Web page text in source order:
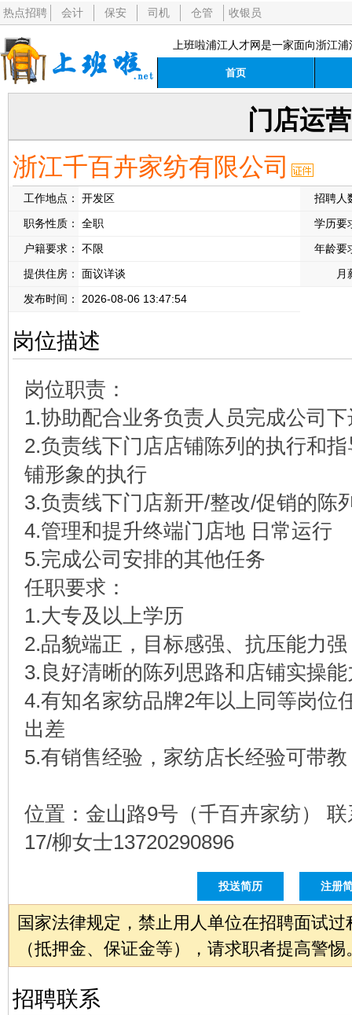
热点招聘 会计 保安 司机 仓管 收银员
上班啦浦江人才网是一家面向浙江
首页
门店运营
浙江千百卉家纺有限公司
工作地点： 开发区
招聘人
职务性质：
全职
学历要
户籍要求：
不限
年龄要
提供住房：
面议详谈
月
发布时间：
2026-08-06 13:47:54
岗位描述
岗位职责：
1.协助配合业务负责人员完成公司
2.负责线下门店店铺陈列的执行和
铺形象的执行
3.负责线下门店新开/整改/促销的陈
4.管理和提升终端门店地 日常运行
5.完成公司安排的其他任务
任职要求：
1.大专及以上学历
2.品貌端正，目标感强、抗压能力
3.良好清晰的陈列思路和店铺实操能
4.有知名家纺品牌2年以上同等岗位
出差
5.有销售经验，家纺店长经验可带教
位置：金山路9号（千百卉家纺）
17/柳女士13720290896
投送简历 注册
国家法律规定，禁止用人单位在招聘面试
（抵押金、保证金等），请求职者提高警惕
招聘联系